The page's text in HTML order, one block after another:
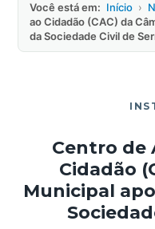
Você está em: Início ›
ao Cidadão (CAC) da
da Sociedade Civil de
Centro de
Cidadão
Municipal